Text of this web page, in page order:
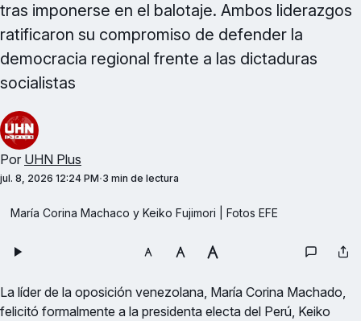
tras imponerse en el balotaje. Ambos liderazgos
ratificaron su compromiso de defender la
democracia regional frente a las dictaduras
socialistas
Por UHN Plus
jul. 8, 2026 12:24 PM 3 min de lectura
María Corina Machaco y Keiko Fujimori | Fotos EFE
La líder de la oposición venezolana, María Corina Machado,
felicitó formalmente a la presidenta electa del Perú, Keiko